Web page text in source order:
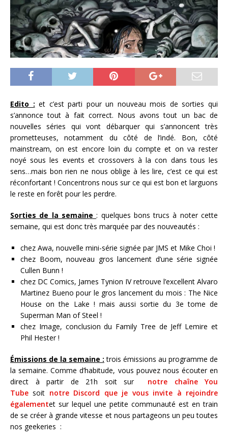
Edito : et c’est parti pour un nouveau mois de sorties qui
s’annonce tout à fait correct. Nous avons tout un bac de
nouvelles séries qui vont débarquer qui s’annoncent très
prometteuses, notamment du côté de l’indé. Bon, côté
mainstream, on est encore loin du compte et on va rester
noyé sous les events et crossovers à la con dans tous les
sens…mais bon rien ne nous oblige à les lire, c’est ce qui est
réconfortant ! Concentrons nous sur ce qui est bon et larguons
le reste en forêt pour les perdre.
Sorties de la semaine : quelques bons trucs à noter cette
semaine, qui est donc très marquée par des nouveautés :
chez Awa, nouvelle mini-série signée par JMS et Mike Choi !
chez Boom, nouveau gros lancement d’une série signée
Cullen Bunn !
chez DC Comics, James Tynion IV retrouve l’excellent Alvaro
Martinez Bueno pour le gros lancement du mois : The Nice
House on the Lake ! mais aussi sortie du 3e tome de
Superman Man of Steel !
chez Image, conclusion du Family Tree de Jeff Lemire et
Phil Hester !
Émissions de la semaine : trois émissions au programme de
la semaine. Comme d’habitude, vous pouvez nous écouter en
direct à partir de 21h soit sur
notre chaîne You
Tube soit notre Discord que je vous invite à rejoindre
égalementet sur lequel une petite communauté est en train
de se créer à grande vitesse et nous partageons un peu toutes
nos geekeries :